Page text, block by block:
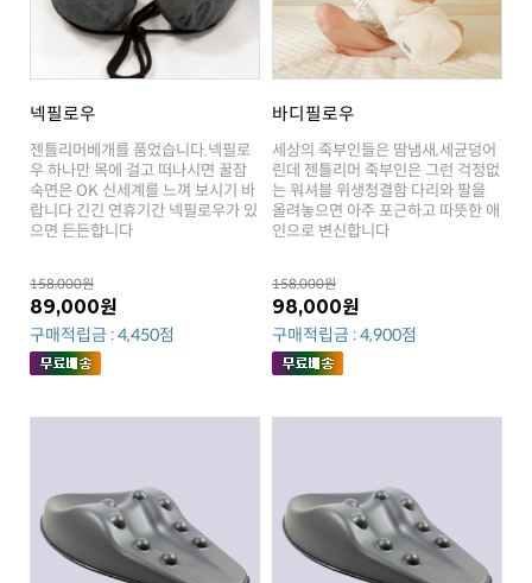
넥필로우
으면 든든합니다
158,000원
89,000원
구매적립금 : 4,450점
바디필로우
인으로 변신합니다
158,000원
98,000원
구매적립금 : 4,900점